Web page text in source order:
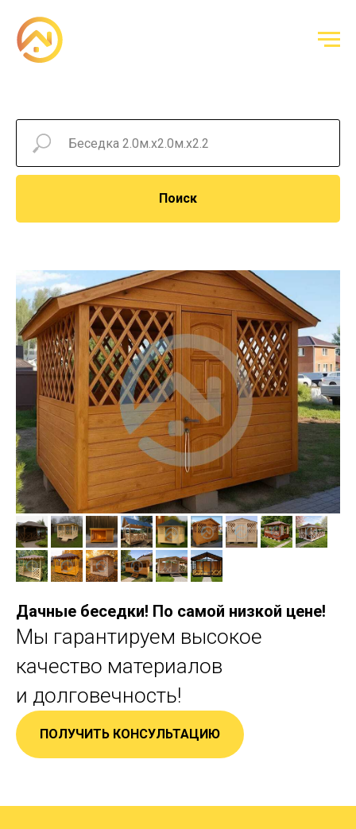
Поиск
Дачные беседки! По самой низкой цене!
Мы гарантируем высокое
качество материалов
и долговечность!
ПОЛУЧИТЬ КОНСУЛЬТАЦИЮ